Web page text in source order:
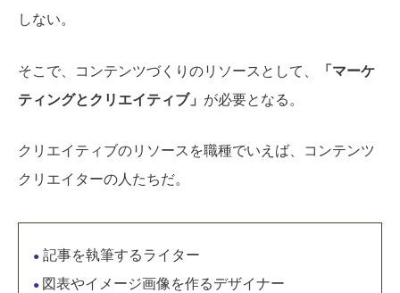
しない。
そこで、コンテンツづくりのリソースとして、
「マーケ
ティングとクリエイティブ」 が必要となる。
クリエイティブのリソースを職種でいえば、コンテンツ
クリエイターの人たちだ。
● 記事を執筆するライター
● 図表やイメージ画像を作るデザイナー